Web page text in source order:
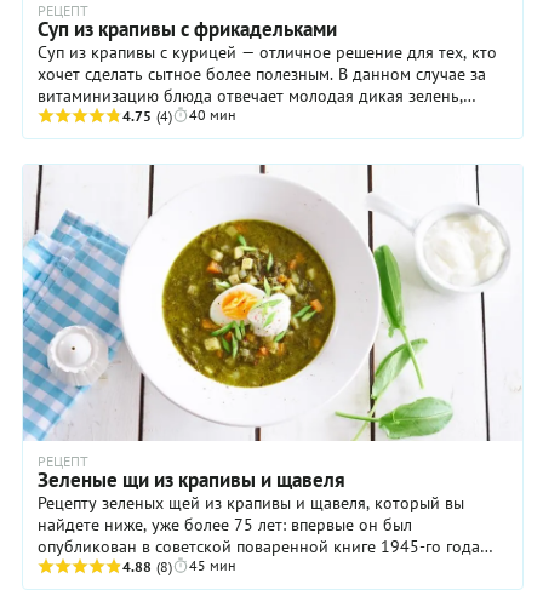
РЕЦЕПТ
Суп из крапивы с фрикадельками
Суп из крапивы с курицей — отличное решение для тех, кто
хочет сделать сытное более полезным. В данном случае за
витаминизацию блюда отвечает молодая дикая зелень,
которую принято собирать и ...
4.75 (4) 40 мин
РЕЦЕПТ
Зеленые щи из крапивы и щавеля
Рецепту зеленых щей из крапивы и щавеля, который вы
найдете ниже, уже более 75 лет: впервые он был
опубликован в советской поваренной книге 1945-го года
издания. По понятным причинам, суп не ...
4.88 (8) 45 мин